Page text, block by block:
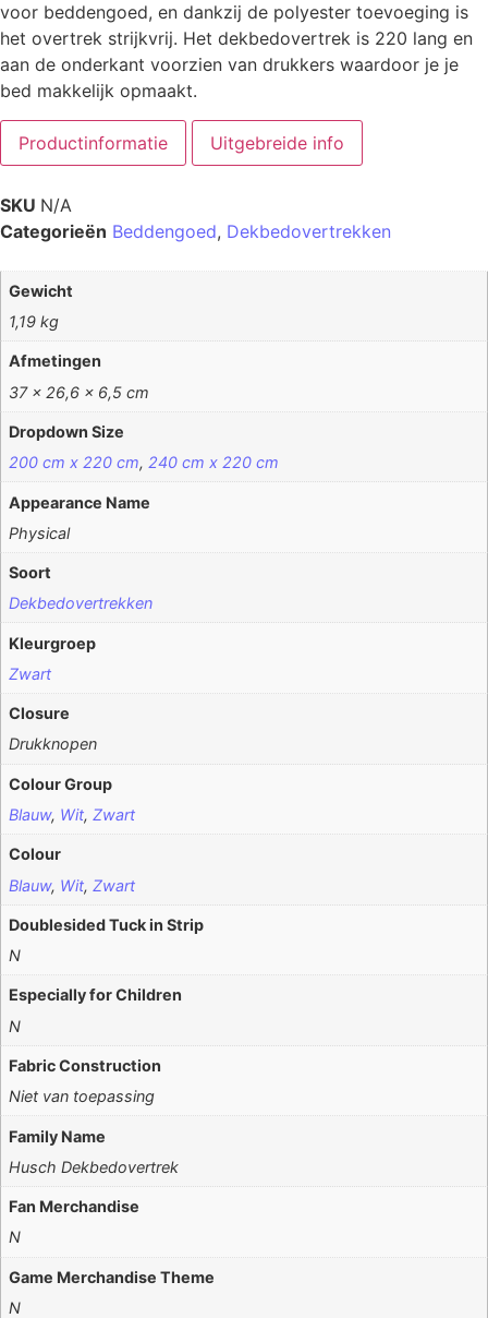
voor beddengoed, en dankzij de polyester toevoeging is
het overtrek strijkvrij. Het dekbedovertrek is 220 lang en
aan de onderkant voorzien van drukkers waardoor je je
bed makkelijk opmaakt.
Productinformatie Uitgebreide info
SKU N/A
Categorieën Beddengoed, Dekbedovertrekken
Gewicht
1,19 kg
Afmetingen
37 × 26,6 × 6,5 cm
Dropdown Size
200 cm x 220 cm, 240 cm x 220 cm
Appearance Name
Physical
Soort
Dekbedovertrekken
Kleurgroep
Zwart
Closure
Drukknopen
Colour Group
Blauw, Wit, Zwart
Colour
Blauw, Wit, Zwart
Doublesided Tuck in Strip
N
Especially for Children
N
Fabric Construction
Niet van toepassing
Family Name
Husch Dekbedovertrek
Fan Merchandise
N
Game Merchandise Theme
N